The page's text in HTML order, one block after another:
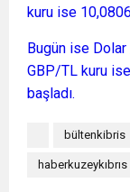
kuru ise
Bugün ise
GBP/TL kuru
başladı.
bültenkibris
haberkuzeykıbrıs